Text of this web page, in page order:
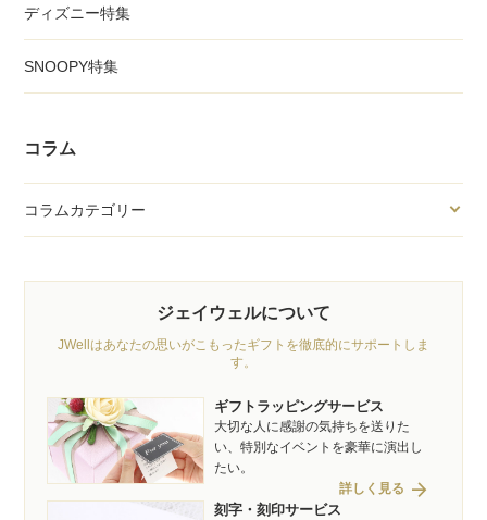
ディズニー特集
SNOOPY特集
コラム
コラムカテゴリー
ジェイウェルについて
JWellはあなたの思いがこもったギフトを徹底的にサポートしま
す。
ギフトラッピングサービス
大切な人に感謝の気持ちを送りた
い、特別なイベントを豪華に演出し
たい。
詳しく見る arrow_forward
刻字・刻印サービス